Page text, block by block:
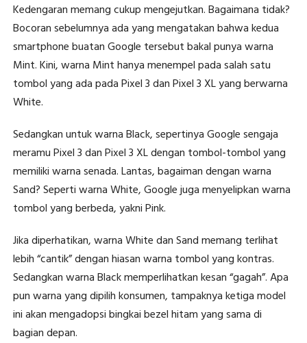
Kedengaran memang cukup mengejutkan. Bagaimana tidak?
Bocoran sebelumnya ada yang mengatakan bahwa kedua
smartphone buatan Google tersebut bakal punya warna
Mint. Kini, warna Mint hanya menempel pada salah satu
tombol yang ada pada Pixel 3 dan Pixel 3 XL yang berwarna
White.
Sedangkan untuk warna Black, sepertinya Google sengaja
meramu Pixel 3 dan Pixel 3 XL dengan tombol-tombol yang
memiliki warna senada. Lantas, bagaiman dengan warna
Sand? Seperti warna White, Google juga menyelipkan warna
tombol yang berbeda, yakni Pink.
Jika diperhatikan, warna White dan Sand memang terlihat
lebih “cantik” dengan hiasan warna tombol yang kontras.
Sedangkan warna Black memperlihatkan kesan “gagah”. Apa
pun warna yang dipilih konsumen, tampaknya ketiga model
ini akan mengadopsi bingkai bezel hitam yang sama di
bagian depan.